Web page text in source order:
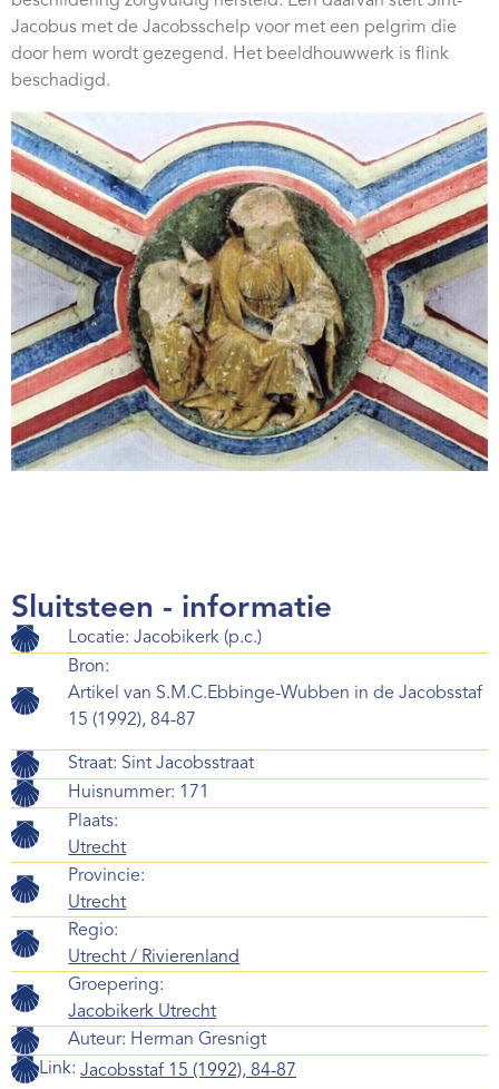
Webshop
Contact
Jacobus met de Jacobsschelp voor met een pelgrim die
door hem wordt gezegend. Het beeldhouwwerk is flink
beschadigd.
Sluitsteen - informatie
Locatie: Jacobikerk (p.c.)
Bron:
Artikel van S.M.C.Ebbinge-Wubben in de Jacobsstaf
15 (1992), 84-87
Straat: Sint Jacobsstraat
Huisnummer: 171
Plaats:
Utrecht
Provincie:
Utrecht
Regio:
Utrecht / Rivierenland
Groepering:
Jacobikerk Utrecht
Auteur: Herman Gresnigt
Link: Jacobsstaf 15 (1992), 84-87